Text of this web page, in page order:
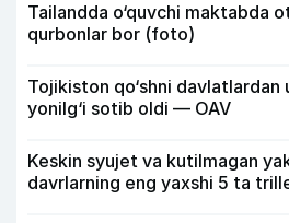
Tailandda o‘quvchi maktabda
qurbonlar bor (foto)
Tojikiston qo‘shni davlatlardan
yonilg‘i sotib oldi — OAV
Keskin syujet va kutilmagan
davrlarning eng yaxshi 5 ta